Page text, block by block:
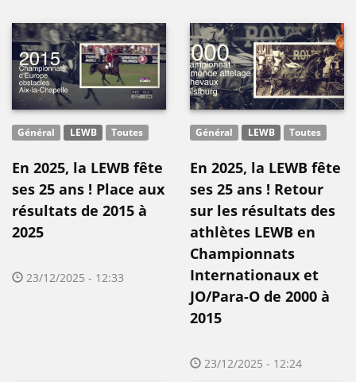
Général LEWB Toutes
En 2025, la LEWB fête
ses 25 ans ! Place aux
résultats de 2015 à
2025
23/12/2025 - 12:33
Général LEWB Toutes
En 2025, la LEWB fête
ses 25 ans ! Retour
sur les résultats des
athlètes LEWB en
Championnats
Internationaux et
JO/Para-O de 2000 à
2015
23/12/2025 - 12:24